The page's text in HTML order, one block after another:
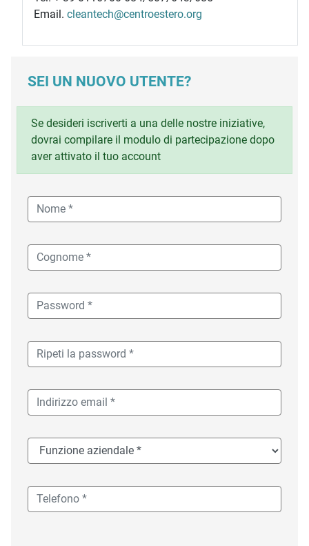
Email. cleantech@centroestero.org
SEI UN NUOVO UTENTE?
Se desideri iscriverti a una delle nostre iniziative,
dovrai compilare il modulo di partecipazione dopo
aver attivato il tuo account